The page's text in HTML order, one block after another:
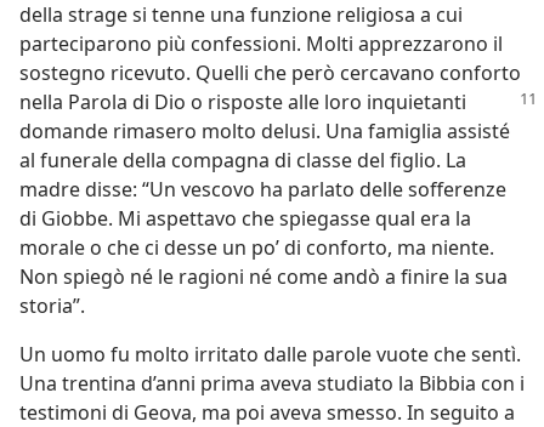
della strage si tenne una funzione religiosa a cui
parteciparono più confessioni. Molti apprezzarono il
sostegno ricevuto. Quelli che però cercavano conforto
nella Parola di Dio o risposte alle loro inquietanti
domande rimasero molto delusi. Una famiglia assisté
al funerale della compagna di classe del figlio. La
madre disse: “Un vescovo ha parlato delle sofferenze
di Giobbe. Mi aspettavo che spiegasse qual era la
morale o che ci desse un po’ di conforto, ma niente.
Non spiegò né le ragioni né come andò a finire la sua
storia”.
Un uomo fu molto irritato dalle parole vuote che sentì.
Una trentina d’anni prima aveva studiato la Bibbia con i
testimoni di Geova, ma poi aveva smesso. In seguito a